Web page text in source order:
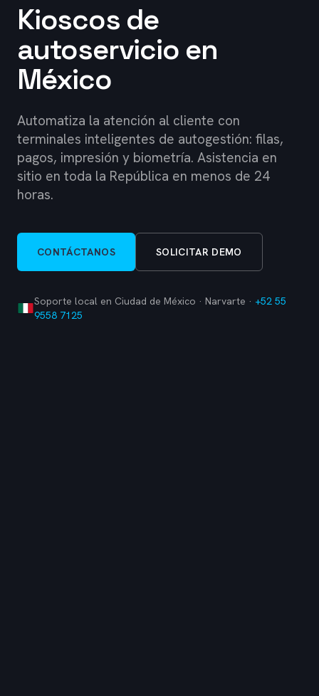
Kioscos de
autoservicio en
México
Automatiza la atención al cliente con
terminales inteligentes de autogestión: filas,
pagos, impresión y biometría. Asistencia en
sitio en toda la República en menos de 24
horas.
CONTÁCTANOS SOLICITAR DEMO
Soporte local en Ciudad de México · Narvarte · +52 55
9558 7125